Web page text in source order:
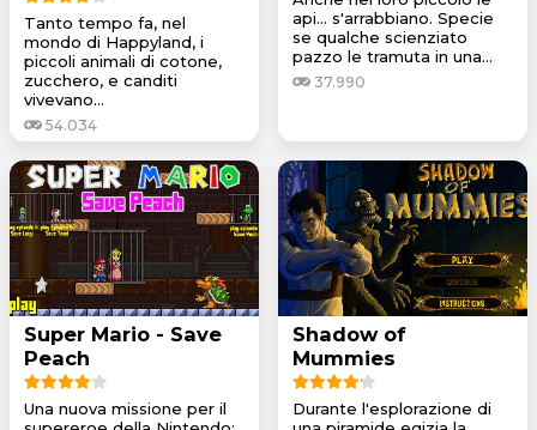
Tanto tempo fa, nel
mondo di Happyland, i
piccoli animali di cotone,
zucchero, e canditi
vivevano...
54.034
api... s'arrabbiano. Specie
se qualche scienziato
pazzo le tramuta in una...
37.990
Super Mario - Save
Peach
Una nuova missione per il
Shadow of
Mummies
Durante l'esplorazione di